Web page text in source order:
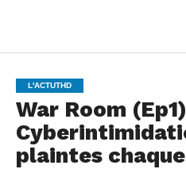
L'ACTUTHD
War Room
plaintes